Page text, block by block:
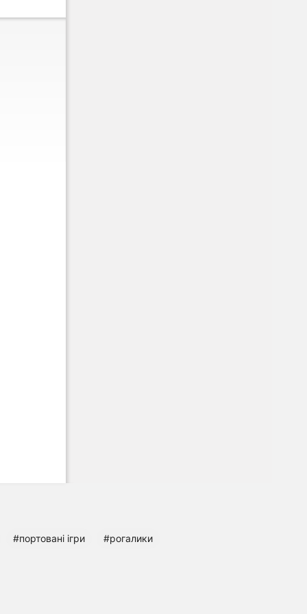
#портовані ігри #рогалики